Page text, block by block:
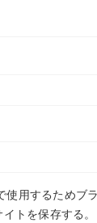
使用するためブ
トを保存する。